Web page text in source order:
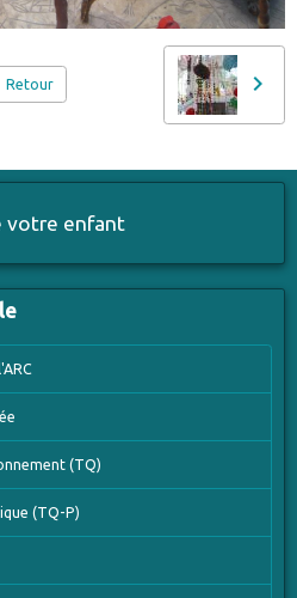
Retour
votre enfant
(TQ)
(TQ-P)